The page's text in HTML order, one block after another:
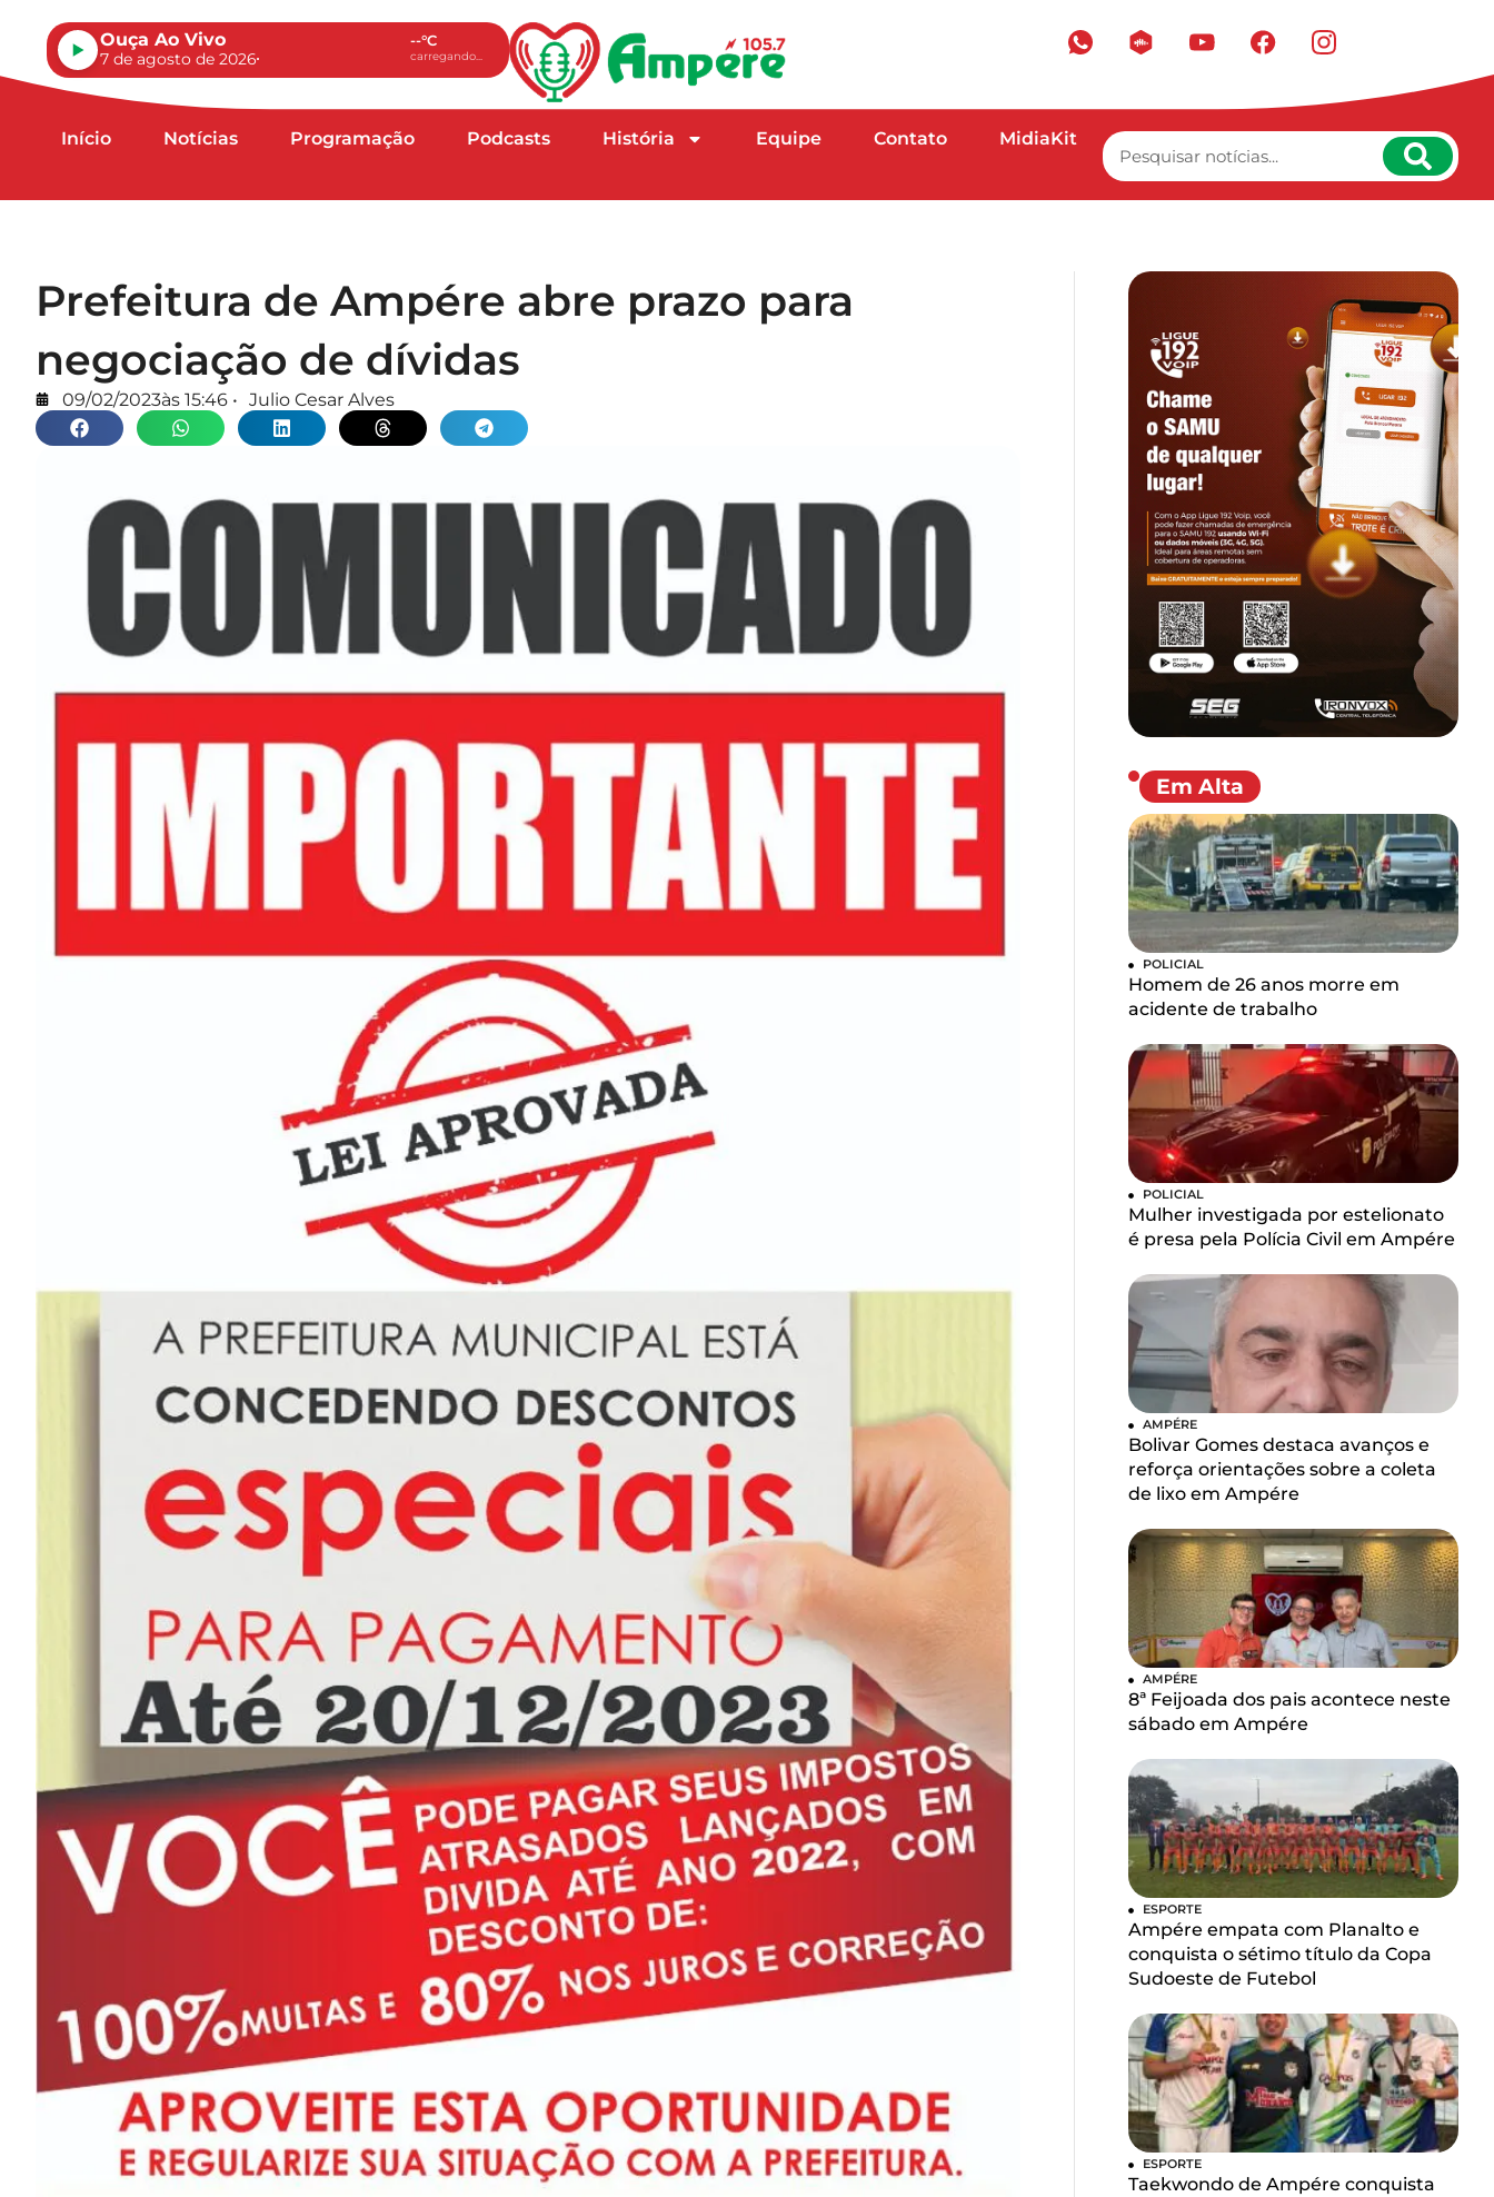
Ouça Ao Vivo
7 de agosto de 2026
--°C
carregando...
Início Notícias Programação Podcasts História Equipe Contato MidiaKit
Prefeitura de Ampére abre prazo para
negociação de dívidas
09/02/2023às 15:46 • Julio Cesar Alves
Em Alta
POLICIAL
Homem de 26 anos morre em
acidente de trabalho
POLICIAL
Mulher investigada por estelionato
é presa pela Polícia Civil em Ampére
AMPÉRE
Bolivar Gomes destaca avanços e
reforça orientações sobre a coleta
de lixo em Ampére
AMPÉRE
8ª Feijoada dos pais acontece neste
sábado em Ampére
ESPORTE
Ampére empata com Planalto e
conquista o sétimo título da Copa
Sudoeste de Futebol
ESPORTE
Taekwondo de Ampére conquista